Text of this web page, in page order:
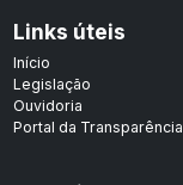
Links úteis
Início
Legislação
Ouvidoria
Portal da Transparência